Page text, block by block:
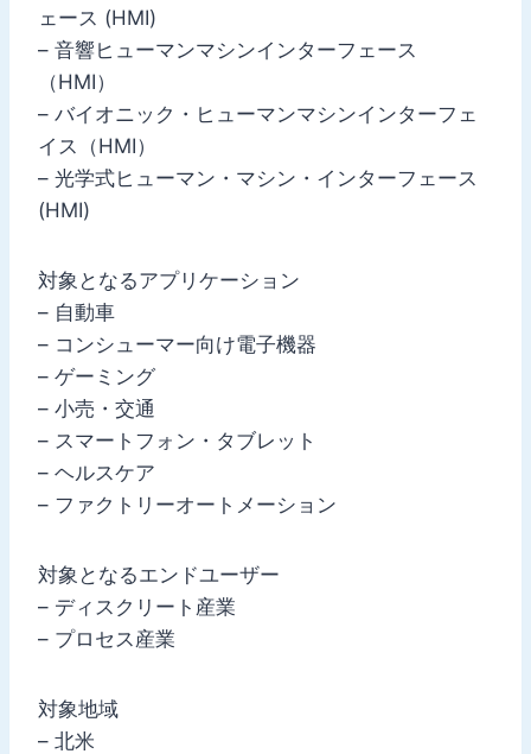
ェース (HMI)
– 音響ヒューマンマシンインターフェース
（HMI）
– バイオニック・ヒューマンマシンインターフェ
イス（HMI）
– 光学式ヒューマン・マシン・インターフェース
(HMI)
対象となるアプリケーション
– 自動車
– コンシューマー向け電子機器
– ゲーミング
– 小売・交通
– スマートフォン・タブレット
– ヘルスケア
– ファクトリーオートメーション
対象となるエンドユーザー
– ディスクリート産業
– プロセス産業
対象地域
– 北米